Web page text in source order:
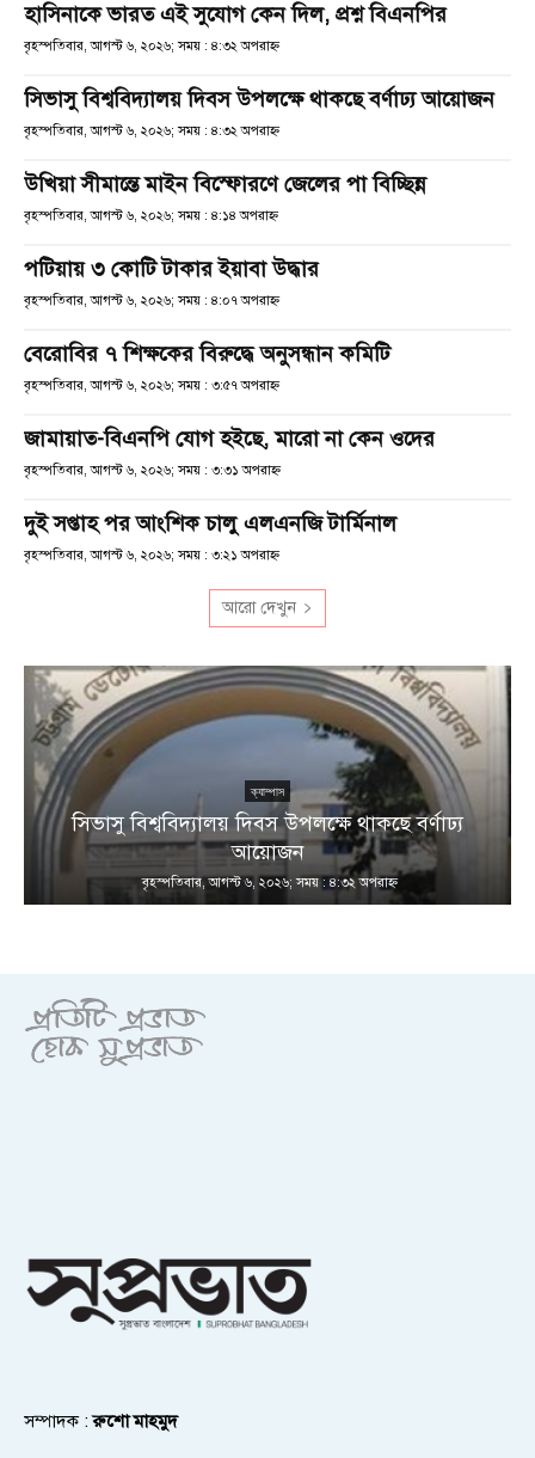
হাসিনাকে ভারত এই সুযোগ কেন দিল, প্রশ্ন বিএনপির
বৃহস্পতিবার, আগস্ট ৬, ২০২৬; সময় : ৪:৩২ অপরাহ্ণ
সিভাসু বিশ্ববিদ্যালয় দিবস উপলক্ষে থাকছে বর্ণাঢ্য আয়োজন
বৃহস্পতিবার, আগস্ট ৬, ২০২৬; সময় : ৪:৩২ অপরাহ্ণ
উখিয়া সীমান্তে মাইন বিস্ফোরণে জেলের পা বিচ্ছিন্ন
বৃহস্পতিবার, আগস্ট ৬, ২০২৬; সময় : ৪:১৪ অপরাহ্ণ
পটিয়ায় ৩ কোটি টাকার ইয়াবা উদ্ধার
বৃহস্পতিবার, আগস্ট ৬, ২০২৬; সময় : ৪:০৭ অপরাহ্ণ
বেরোবির ৭ শিক্ষকের বিরুদ্ধে অনুসন্ধান কমিটি
বৃহস্পতিবার, আগস্ট ৬, ২০২৬; সময় : ৩:৫৭ অপরাহ্ণ
জামায়াত-বিএনপি যোগ হইছে, মারো না কেন ওদের
বৃহস্পতিবার, আগস্ট ৬, ২০২৬; সময় : ৩:৩১ অপরাহ্ণ
দুই সপ্তাহ পর আংশিক চালু এলএনজি টার্মিনাল
বৃহস্পতিবার, আগস্ট ৬, ২০২৬; সময় : ৩:২১ অপরাহ্ণ
আরো দেখুন
ক্যাম্পাস
সিভাসু বিশ্ববিদ্যালয় দিবস উপলক্ষে থাকছে বর্ণাঢ্য
আয়োজন
বৃহস্পতিবার, আগস্ট ৬, ২০২৬; সময় : ৪:৩২ অপরাহ্ণ
সম্পাদক :রুশো মাহমুদ